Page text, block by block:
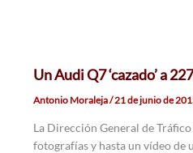
Un Audi Q7 ‘cazado’ a
Antonio Moraleja/21 de junio de
La Dirección General de
fotografías y hasta un vídeo de